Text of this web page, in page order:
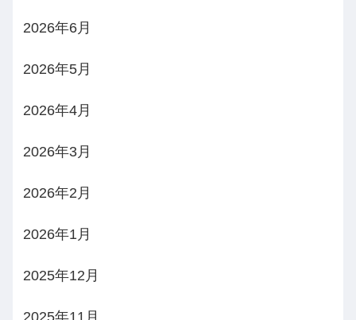
2026年6月
2026年5月
2026年4月
2026年3月
2026年2月
2026年1月
2025年12月
2025年11月